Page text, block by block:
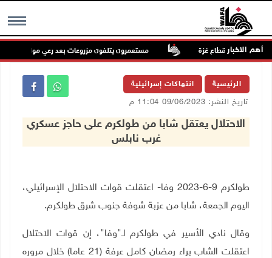
MENU أهم الاخبار مستعمرون يتلفون مزروعات بعد رعي مواشيهم في
الرئيسية انتهاكات إسرائيلية
تاريخ النشر: 09/06/2023 11:04 م
الاحتلال يعتقل شابا من طولكرم على حاجز عسكري
غرب نابلس
طولكرم 9-6-2023 وفا- اعتقلت قوات الاحتلال الإسرائيلي،
اليوم الجمعة، شابا من عزبة شوفة جنوب شرق طولكرم.
وقال نادي الأسير في طولكرم لـ"وفا"، إن قوات الاحتلال
اعتقلت الشاب براء رمضان كامل عرفة (21 عاما) خلال مروره